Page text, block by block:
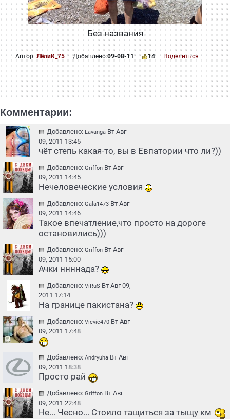
Без названия
Автор: ЛёлиК_75 Добавлено:09-08-11 14 Поделиться
Комментарии:
Добавлено: Lavanga Вт Авг
09, 2011 13:45
чёт степь какая-то, вы в Евпатории что ли?))
Добавлено: Griffon Вт Авг
09, 2011 14:45
Нечеловеческие условия
Добавлено: Gala1473 Вт Авг
09, 2011 14:46
Такое впечатление,что просто на дороге
остановились)))
Добавлено: Griffon Вт Авг
09, 2011 15:00
Ачки ннннада?
Добавлено: ViRuS Вт Авг 09,
2011 17:14
На границе пакистана?
Добавлено: Vicvic470 Вт Авг
09, 2011 17:48
Добавлено: Andryuha Вт Авг
09, 2011 18:38
Просто рай
Добавлено: Griffon Вт Авг
09, 2011 22:48
Не... Чесно... Стоило тащиться за тыщу км